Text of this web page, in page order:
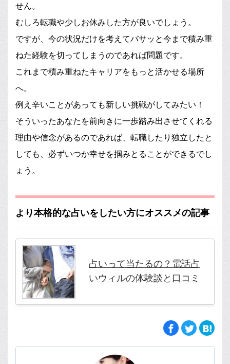
せん。
むしろ転職や少しお休みした方が良いでしょう。
ですが、今の状況だけを考えてバサッと今まで積み重
ねた経験を切ってしまうのであれば問題です。
これまで積み重ねたキャリアをもっと活かせる場所
へ。
例え辛いことがあっても新しい挑戦がしてみたい！
そういったあなたを前向きに一歩踏み出させてくれる
理由や信念があるのであれば、転職したり独立したと
しても、必ずいつか幸せを掴みとることができるでし
ょう。
より本格的な占いをしたい方にオススメの記事
占いって当たるの？電話占
いウィルの体験談と口コミ